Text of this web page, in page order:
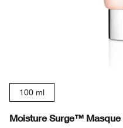
100 ml
Moisture Surge™ Masque